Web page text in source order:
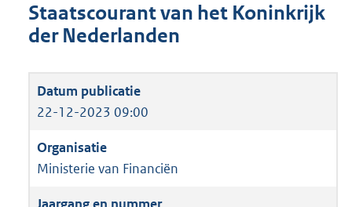
Staatscourant van het Koninkrijk
der Nederlanden
22-12-2023 09:00
Ministerie van Financiën